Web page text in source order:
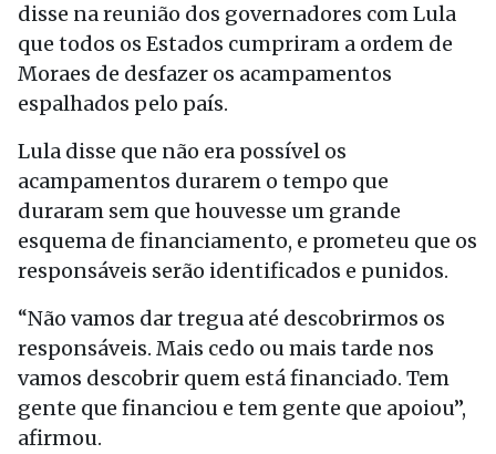
disse na reunião dos governadores com Lula
que todos os Estados cumpriram a ordem de
Moraes de desfazer os acampamentos
espalhados pelo país.
Lula disse que não era possível os
acampamentos durarem o tempo que
duraram sem que houvesse um grande
esquema de financiamento, e prometeu que os
responsáveis serão identificados e punidos.
“Não vamos dar tregua até descobrirmos os
responsáveis. Mais cedo ou mais tarde nos
vamos descobrir quem está financiado. Tem
gente que financiou e tem gente que apoiou”,
afirmou.